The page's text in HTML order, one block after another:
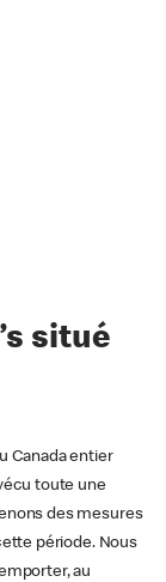
situé
Canada entier
toute une
des mesures
période. Nous
au